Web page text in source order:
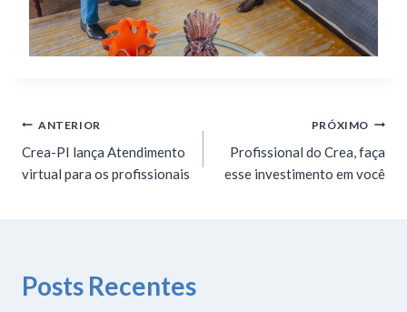
ANTERIOR
Crea-PI lança Atendimento
virtual para os profissionais
PRÓXIMO
Profissional do Crea, faça
esse investimento em você
Posts Recentes